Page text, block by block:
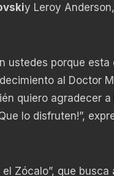
y Leroy
ustedes porque
al Doctor
quiero agradecer
lo disfruten!”,
Zócalo”, que